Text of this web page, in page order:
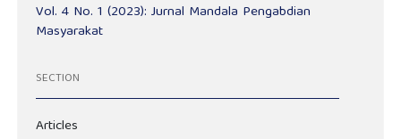
Vol. 4 No. 1 (2023): Jurnal Mandala Pengabdian
Masyarakat
SECTION
Articles